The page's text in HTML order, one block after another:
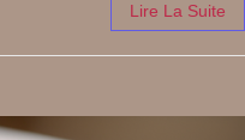
Lire La Suite